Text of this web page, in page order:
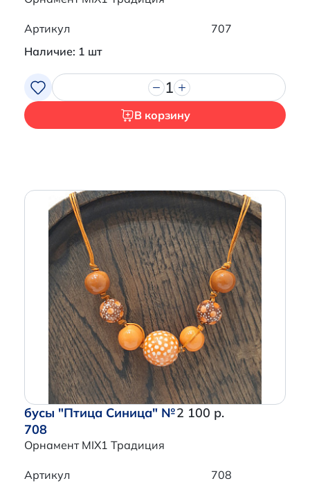
Артикул
707
Наличие: 1 шт
1
В корзину
бусы "Птица Синица" №
708
Орнамент MIX1 Традиция
2 100 р.
Артикул
708